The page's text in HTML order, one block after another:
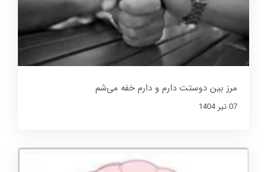
مرز بین دوستت دارم و دارم خفه می‌شم
07 تير 1404